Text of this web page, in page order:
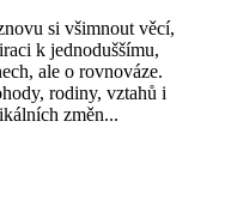
si všimnout věcí,
k jednoduššímu,
ale o rovnováze.
rodiny, vztahů i
změn...